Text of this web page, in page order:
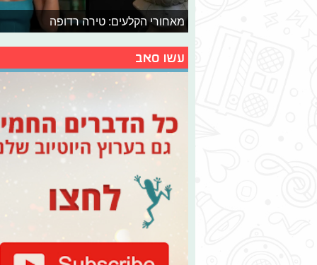
מאחורי הקלעים: טירה רדופה
עשו סאב